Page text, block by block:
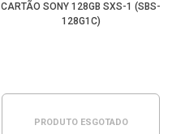
CARTÃO SONY 128GB SXS-1 (SBS-
128G1C)
PRODUTO ESGOTADO